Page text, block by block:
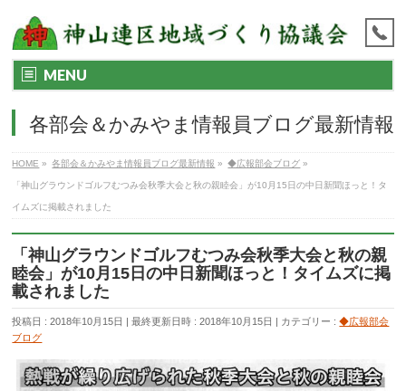
MENU
各部会＆かみやま情報員ブログ最新情報
HOME » 各部会＆かみやま情報員ブログ最新情報 » ◆広報部会ブログ »
「神山グラウンドゴルフむつみ会秋季大会と秋の親睦会」が10月15日の中日新聞ほっと！タ
イムズに掲載されました
「神山グラウンドゴルフむつみ会秋季大会と秋の親
睦会」が10月15日の中日新聞ほっと！タイムズに掲
載されました
投稿日 : 2018年10月15日 最終更新日時 : 2018年10月15日 カテゴリー :◆広報部会
ブログ